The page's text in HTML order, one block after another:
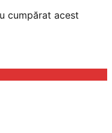
cumpărat acest